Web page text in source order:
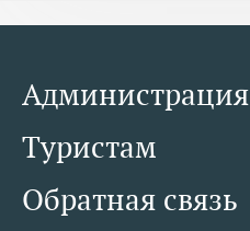
Администрация
Туристам
Обратная связь